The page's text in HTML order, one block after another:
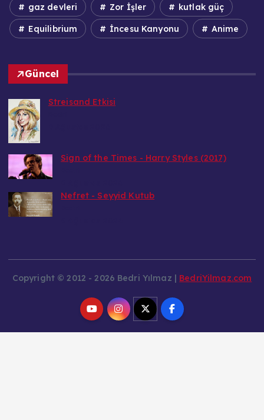
gaz devleri Zor İşler kutlak güç
Equilibrium İncesu Kanyonu Anime
Güncel
Streisand Etkisi
Sign of the Times - Harry Styles (2017)
Nefret - Seyyid Kutub
Copyright © 2012 - 2026 Bedri Yılmaz | BedriYilmaz.com